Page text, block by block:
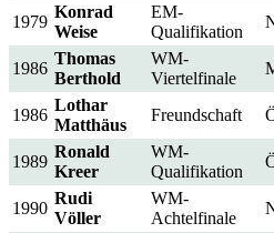
1979
Konrad
Weise
EM-
Qualifikation
1986
Thomas
Berthold
WM-
Viertelfinale
1986
Lothar
Matthäus
Freundschaft
1989
Ronald
Kreer
WM-
Qualifikation
1990
Rudi
Völler
WM-
Achtelfinale